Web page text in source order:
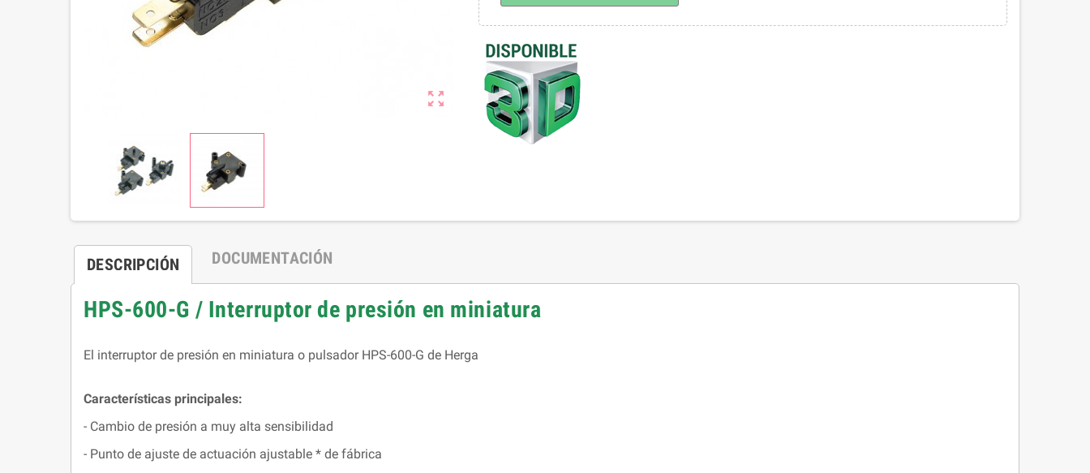

DESCRIPCIÓN DOCUMENTACIÓN
HPS-600-G / Interruptor de presión en miniatura
El interruptor de presión en miniatura o pulsador HPS-600-G de Herga
Características principales:
- Cambio de presión a muy alta sensibilidad
- Punto de ajuste de actuación ajustable * de fábrica